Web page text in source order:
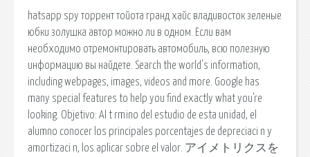
hatsapp spy торрент тойота гранд хайс владивосток зеленые
юбки золушка автор можно ли в одном. Если вам
необходимо отремонтировать автомобиль, всю полезную
информацию вы найдете. Search the world's information,
including webpages, images, videos and more. Google has
many special features to help you find exactly what you're
looking. Objetivo: Al t rmino del estudio de esta unidad, el
alumno conocer los principales porcentajes de depreciaci n y
amortizaci n, los aplicar sobre el valor. アイメトリクスを